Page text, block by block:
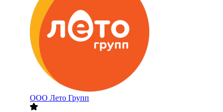
ООО Лето Групп